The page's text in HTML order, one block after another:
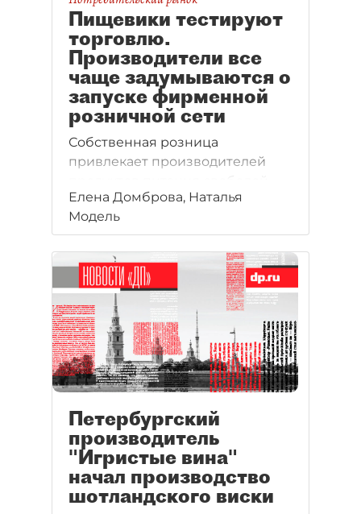
Пищевики тестируют
торговлю.
Производители все
чаще задумываются о
запуске фирменной
розничной сети
Собственная розница
привлекает производителей
наценки и возможностью
представить весь ассортимент.
Но сделать магазины
прибыльными удается
единицам.
Елена Домброва, Наталья
Модель
Петербургский
производитель
"Игристые вина"
начал производство
шотландского виски